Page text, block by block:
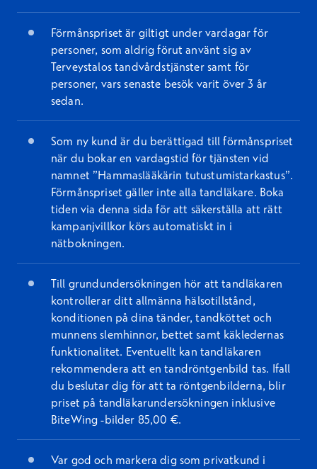
Förmånspriset är giltigt under vardagar för
personer, som aldrig förut använt sig av
Terveystalos tandvårdstjänster samt för
personer, vars senaste besök varit över 3 år
sedan.
Som ny kund är du berättigad till förmånspriset
när du bokar en vardagstid för tjänsten vid
namnet ”Hammaslääkärin tutustumistarkastus”.
Förmånspriset gäller inte alla tandläkare. Boka
tiden via denna sida för att säkerställa att rätt
kampanjvillkor körs automatiskt in i
nätbokningen.
Till grundundersökningen hör att tandläkaren
kontrollerar ditt allmänna hälsotillstånd,
konditionen på dina tänder, tandköttet och
munnens slemhinnor, bettet samt käkledernas
funktionalitet. Eventuellt kan tandläkaren
rekommendera att en tandröntgenbild tas. Ifall
du beslutar dig för att ta röntgenbilderna, blir
priset på tandläkarundersökningen inklusive
BiteWing -bilder 85,00 €.
Var god och markera dig som privatkund i